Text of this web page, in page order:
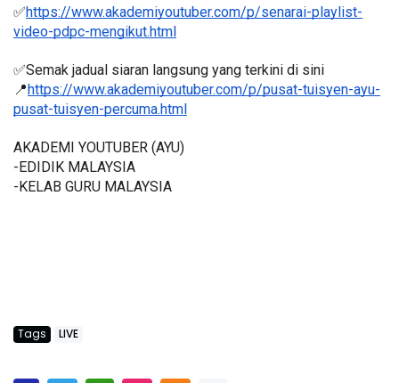
✅https://www.akademiyoutuber.com/p/senarai-playlist-
video-pdpc-mengikut.html
✅Semak jadual siaran langsung yang terkini di sini
📍https://www.akademiyoutuber.com/p/pusat-tuisyen-ayu-
pusat-tuisyen-percuma.html
AKADEMI YOUTUBER (AYU)
-EDIDIK MALAYSIA
-KELAB GURU MALAYSIA
Tags LIVE